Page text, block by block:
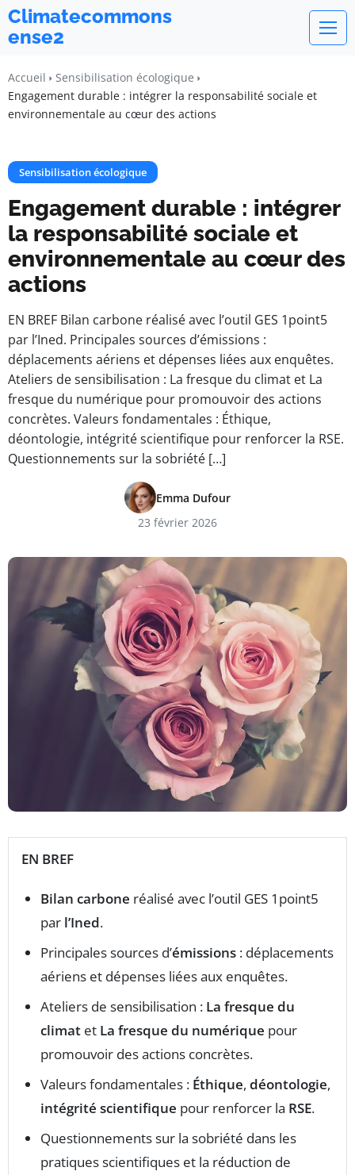
Climatecommons
ense2
Accueil
Sensibilisation écologique
Engagement durable : intégrer la responsabilité sociale et
environnementale au cœur des actions
Sensibilisation écologique
Engagement durable : intégrer
la responsabilité sociale et
environnementale au cœur des
actions
EN BREF Bilan carbone réalisé avec l’outil GES 1point5
par l’Ined. Principales sources d’émissions :
déplacements aériens et dépenses liées aux enquêtes.
Ateliers de sensibilisation : La fresque du climat et La
fresque du numérique pour promouvoir des actions
concrètes. Valeurs fondamentales : Éthique,
déontologie, intégrité scientifique pour renforcer la RSE.
Questionnements sur la sobriété […]
Emma Dufour
23 février 2026
EN BREF
Bilan carbone réalisé avec l’outil GES 1point5
par l’Ined.
Principales sources d’émissions : déplacements
aériens et dépenses liées aux enquêtes.
Ateliers de sensibilisation : La fresque du
climat et La fresque du numérique pour
promouvoir des actions concrètes.
Valeurs fondamentales : Éthique, déontologie,
intégrité scientifique pour renforcer la RSE.
Questionnements sur la sobriété dans les
pratiques scientifiques et la réduction de